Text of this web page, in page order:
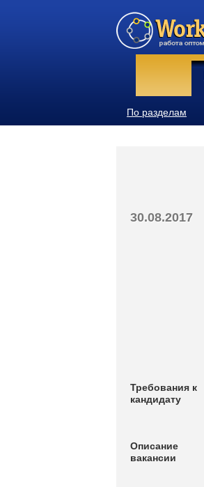
По разделам
30.08.2017
Требования к
кандидату
Описание
вакансии